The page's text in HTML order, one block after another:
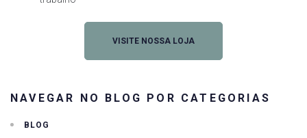
VISITE NOSSA LOJA
NAVEGAR NO BLOG POR CATEGORIAS
BLOG